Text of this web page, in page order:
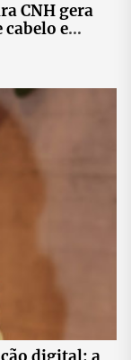
CNH gera
cabelo e